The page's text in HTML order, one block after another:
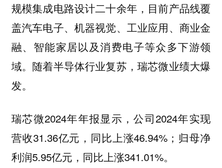
规模集成电路设计二十余年，目前产品线覆
盖汽车电子、机器视觉、工业应用、商业金
融、智能家居以及消费电子等众多下游领
域。随着半导体行业复苏，瑞芯微业绩大爆
发。
瑞芯微2024年年报显示，公司2024年实现
营收31.36亿元，同比上涨46.94%；归母净
利润5.95亿元，同比上涨341.01%。